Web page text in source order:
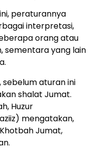
peraturannya
interpretasi,
orang atau
sementara yang lain
sebelum aturan ini
shalat Jumat.
Huzur
mengatakan,
Jumat,